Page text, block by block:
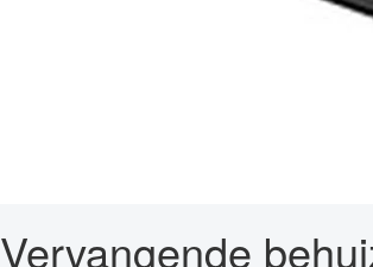
Vervangende